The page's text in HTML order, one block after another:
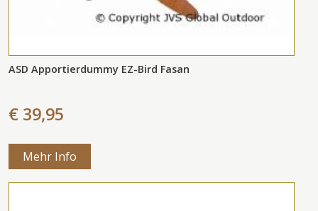
ASD Apportierdummy EZ-Bird Fasan
€ 39,95
Mehr Info